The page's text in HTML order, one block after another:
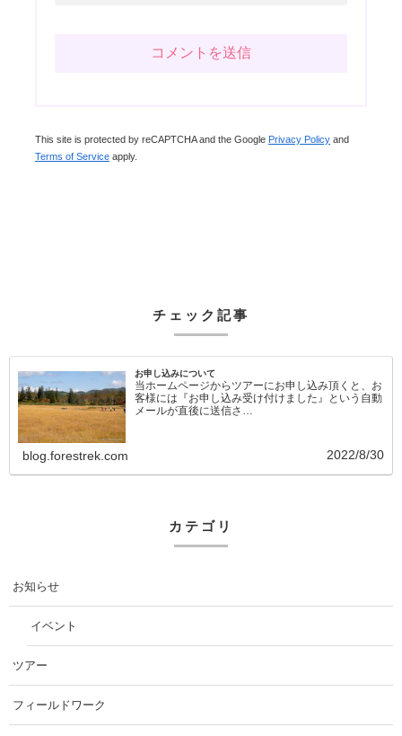
This site is protected by reCAPTCHA and the Google Privacy Policy and
Terms of Service apply.
チェック記事
お申し込みについて
当ホームページからツアーにお申し込み頂くと、お
客様には『お申し込み受け付けました』という自動
メールが直後に送信さ…
blog.forestrek.com 2022/8/30
カテゴリ
お知らせ
イベント
ツアー
フィールドワーク